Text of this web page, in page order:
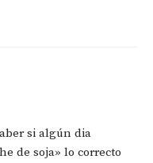
si algún dia
de soja» lo correcto